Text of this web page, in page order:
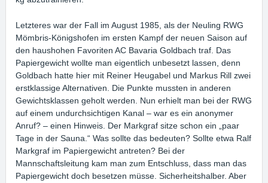
Letzteres war der Fall im August 1985, als der Neuling RWG
Mömbris-Königshofen im ersten Kampf der neuen Saison auf
den haushohen Favoriten AC Bavaria Goldbach traf. Das
Papiergewicht wollte man eigentlich unbesetzt lassen, denn
Goldbach hatte hier mit Reiner Heugabel und Markus Rill zwei
erstklassige Alternativen. Die Punkte mussten in anderen
Gewichtsklassen geholt werden. Nun erhielt man bei der RWG
auf einem undurchsichtigen Kanal – war es ein anonymer
Anruf? – einen Hinweis. Der Markgraf sitze schon ein „paar
Tage in der Sauna.“ Was sollte das bedeuten? Sollte etwa Ralf
Markgraf im Papiergewicht antreten? Bei der
Mannschaftsleitung kam man zum Entschluss, dass man das
Papiergewicht doch besetzen müsse. Sicherheitshalber. Aber